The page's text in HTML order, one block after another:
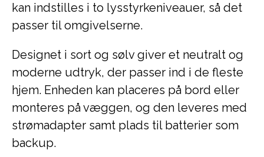
kan indstilles i to lysstyrkeniveauer, så det
passer til omgivelserne.
Designet i sort og sølv giver et neutralt og
moderne udtryk, der passer ind i de fleste
hjem. Enheden kan placeres på bord eller
monteres på væggen, og den leveres med
strømadapter samt plads til batterier som
backup.